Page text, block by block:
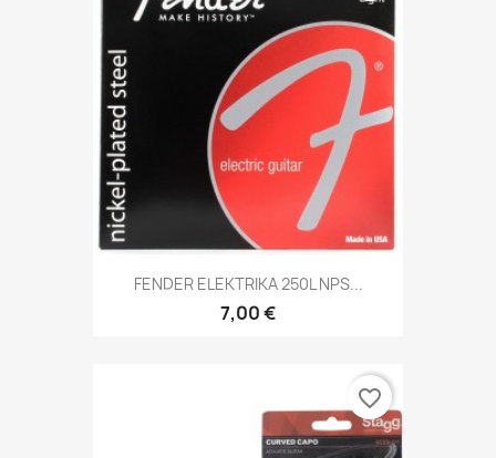
FENDER ELEKTRIKA 250L NPS...
7,00 €
favorite_border